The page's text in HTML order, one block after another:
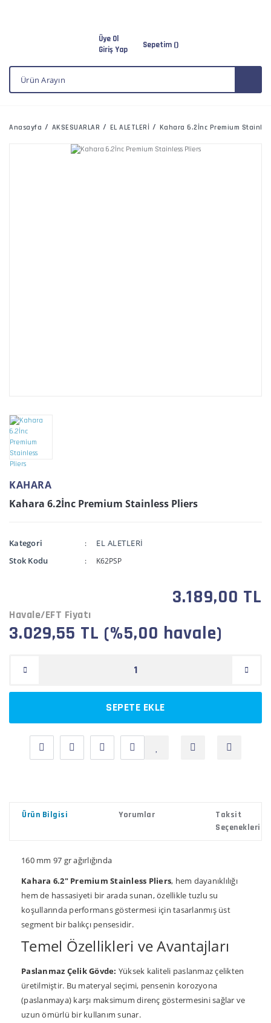
Üye Ol
Giriş Yap
Sepetim ()
Anasayfa AKSESUARLAR EL ALETLERİ Kahara 6.2İnc Premium
KAHARA
Kahara 6.2İnc Premium Stainless Pliers
Kategori
EL ALETLERİ
Stok Kodu
K62PSP
3.189,00 TL
Havale/EFT Fiyatı
3.029,55 TL (%5,00 havale)
SEPETE EKLE
Ürün Bilgisi Yorumlar
Taksit
Seçenekleri
160 mm 97 gr ağırlığında
Kahara 6.2" Premium Stainless Pliers, hem dayanıklılığı
hem de hassasiyeti bir arada sunan, özellikle tuzlu su
koşullarında performans göstermesi için tasarlanmış üst
segment bir balıkçı pensesidir.
Temel Özellikleri ve Avantajları
Paslanmaz Çelik Gövde: Yüksek kaliteli paslanmaz çelikten
üretilmiştir. Bu materyal seçimi, pensenin korozyona
(paslanmaya) karşı maksimum direnç göstermesini sağlar ve
uzun ömürlü bir kullanım sunar.